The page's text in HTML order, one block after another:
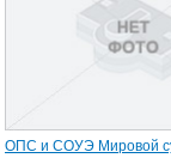
ОПС и СОУЭ Мировой